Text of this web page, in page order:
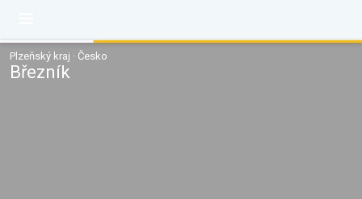
Plzeňský kraj · Česko
Březník